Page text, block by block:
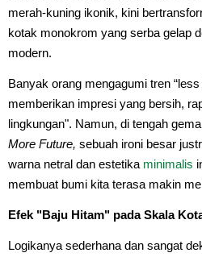
merah-kuning ikonik, kini
kotak monokrom yang serba gelap
modern.
Banyak orang mengagumi tren
memberikan impresi yang bersih,
lingkungan". Namun, di tengah
More Future, sebuah ironi besar
warna netral dan estetika minimalis
membuat bumi kita terasa makin
Efek "Baju Hitam" pada Skala
Logikanya sederhana dan sangat